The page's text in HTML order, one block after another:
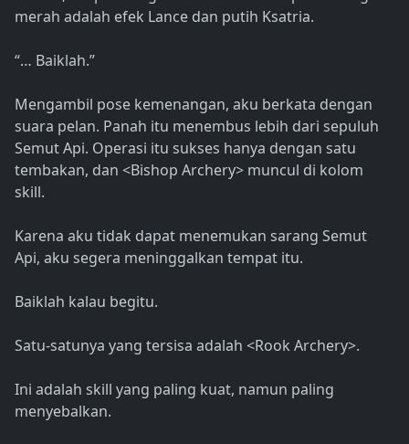
merah adalah efek Lance dan putih Ksatria.
“… Baiklah.”
Mengambil pose kemenangan, aku berkata dengan
suara pelan. Panah itu menembus lebih dari sepuluh
Semut Api. Operasi itu sukses hanya dengan satu
tembakan, dan <Bishop Archery> muncul di kolom
skill.
Karena aku tidak dapat menemukan sarang Semut
Api, aku segera meninggalkan tempat itu.
Baiklah kalau begitu.
Satu-satunya yang tersisa adalah <Rook Archery>.
Ini adalah skill yang paling kuat, namun paling
menyebalkan.